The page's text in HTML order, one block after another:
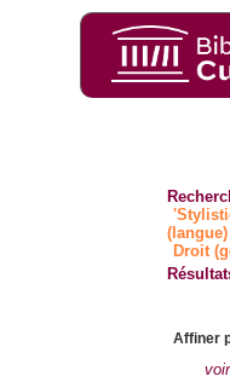
(langue)
Droit
Affiner